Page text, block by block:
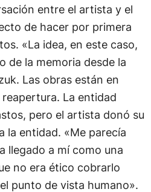
entre el artista y el
de hacer por primera
«La idea, en este caso,
de la memoria desde la
Las obras están en
reapertura. La entidad
pero el artista donó su
la entidad. «Me parecía
llegado a mí como una
no era ético cobrarlo
punto de vista humano».